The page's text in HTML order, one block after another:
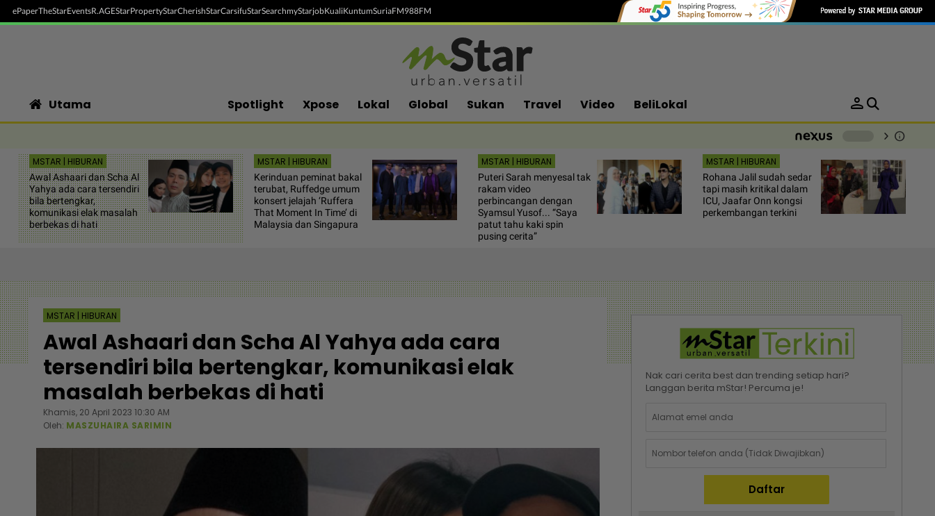
ePaperTheStarEventsR.AGEStarPropertyStarCherishStarCarsifuStarSearchmyStarjobKualiKuntumSuriaFM988FM
Utama Spotlight Xpose Lokal Global Sukan Travel Video BeliLokal person
chevron_right info
MSTAR | HIBURAN
Awal Ashaari dan Scha Al
Yahya ada cara tersendiri
bila bertengkar,
komunikasi elak masalah
berbekas di hati
MSTAR | HIBURAN
Kerinduan peminat bakal
terubat, Ruffedge umum
konsert jelajah ‘Ruffera
That Moment In Time’ di
Malaysia dan Singapura
MSTAR | HIBURAN
Puteri Sarah menyesal tak
rakam video
perbincangan dengan
Syamsul Yusof... “Saya
patut tahu kaki spin
pusing cerita”
MSTAR | HIBURAN
Rohana Jalil sudah sedar
tapi masih kritikal dalam
ICU, Jaafar Onn kongsi
perkembangan terkini
MSTAR | HIBURAN
Awal Ashaari dan Scha Al Yahya ada cara
tersendiri bila bertengkar, komunikasi elak
masalah berbekas di hati
Khamis, 20 April 2023 10:30 AM
Oleh: MASZUHAIRA SARIMIN
Nak cari cerita best dan trending setiap hari?
Langgan berita mStar! Percuma je!